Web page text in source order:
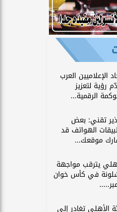
الإعلاميين العرب
رؤية لتعزيز
الرقمية...
تقني: بعض
الهواتف قد
موقعك...
يترقب مواجهة
في كأس خوان
الأهلي تغادر إلى